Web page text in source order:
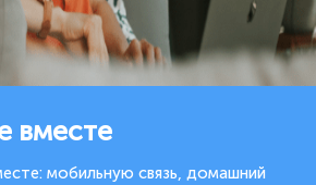
вместе
мобильную связь, домашний